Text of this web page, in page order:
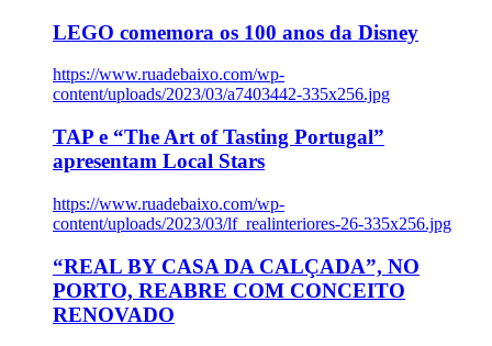
LEGO comemora os 100 anos da Disney
https://www.ruadebaixo.com/wp-
content/uploads/2023/03/a7403442-335x256.jpg
TAP e “The Art of Tasting Portugal”
apresentam Local Stars
https://www.ruadebaixo.com/wp-
content/uploads/2023/03/lf_realinteriores-26-335x256.jpg
“REAL BY CASA DA CALÇADA”, NO
PORTO, REABRE COM CONCEITO
RENOVADO